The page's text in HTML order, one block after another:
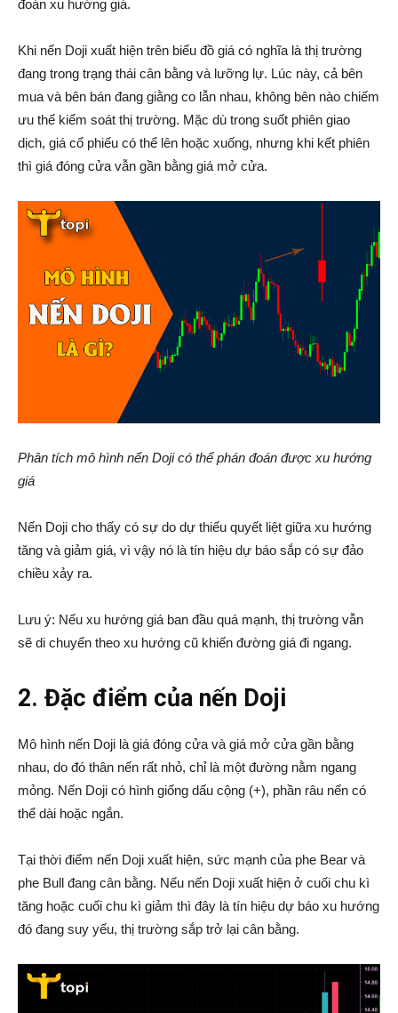
đoán xu hướng giá.
Khi nến Doji xuất hiện trên biểu đồ giá có nghĩa là thị trường
đang trong trạng thái cân bằng và lưỡng lự. Lúc này, cả bên
mua và bên bán đang giằng co lẫn nhau, không bên nào chiếm
ưu thế kiểm soát thị trường. Mặc dù trong suốt phiên giao
dịch, giá cổ phiếu có thể lên hoặc xuống, nhưng khi kết phiên
thì giá đóng cửa vẫn gần bằng giá mở cửa.
Phân tích mô hình nến Doji có thể phán đoán được xu hướng
giá
Nến Doji cho thấy có sự do dự thiếu quyết liệt giữa xu hướng
tăng và giảm giá, vì vậy nó là tín hiệu dự báo sắp có sự đảo
chiều xảy ra.
Lưu ý: Nếu xu hướng giá ban đầu quá mạnh, thị trường vẫn
sẽ di chuyển theo xu hướng cũ khiến đường giá đi ngang.
2. Đặc điểm của nến Doji
Mô hình nến Doji là giá đóng cửa và giá mở cửa gần bằng
nhau, do đó thân nến rất nhỏ, chỉ là một đường nằm ngang
mỏng. Nến Doji có hình giống dấu cộng (+), phần râu nến có
thể dài hoặc ngắn.
Tại thời điểm nến Doji xuất hiện, sức mạnh của phe Bear và
phe Bull đang cân bằng. Nếu nến Doji xuất hiện ở cuối chu kì
tăng hoặc cuối chu kì giảm thì đây là tín hiệu dự báo xu hướng
đó đang suy yếu, thị trường sắp trở lại cân bằng.